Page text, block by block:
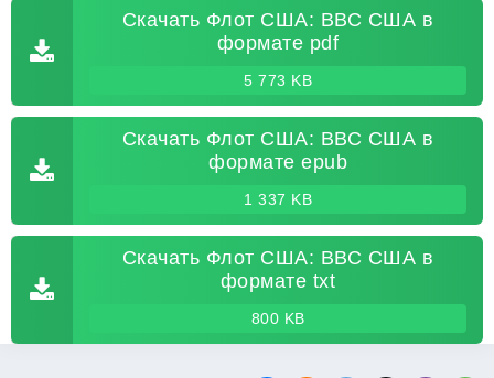
Скачать Флот США: ВВС США в
формате pdf
5 773 KB
Скачать Флот США: ВВС США в
формате epub
1 337 KB
Скачать Флот США: ВВС США в
формате txt
800 KB